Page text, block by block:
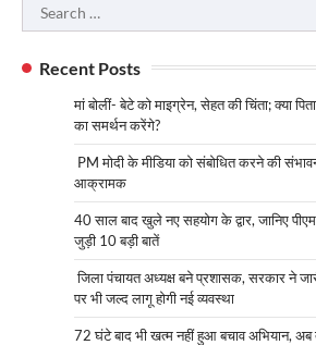
Search
for:
Recent Posts
मां बोलीं- बेटे को माइग्रेन, सेहत की चिंता; क्या
का समर्थन करेंगे?
PM मोदी के मीडिया को संबोधित करने की
आक्रामक
40 साल बाद खुले नए सहयोग के द्वार, जानिए
जुड़ी 10 बड़ी बातें
जिला पंचायत अध्यक्ष बने प्रशासक, सरकार ने
पर भी जल्द लागू होगी नई व्यवस्था
72 घंटे बाद भी खत्म नहीं हुआ बचाव अभियान,